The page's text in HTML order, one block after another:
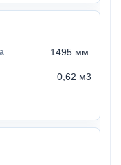
1495 мм.
0,62 м3